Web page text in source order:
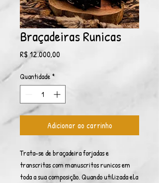
Braçadeiras Runicas
R$ 12.000,00
Quantidade *
Adicionar ao carrinho
Trata-se de braçadeira forjadas e
transcritas com manuscritos runicos em
toda a sua composição. Quando utilizada ela